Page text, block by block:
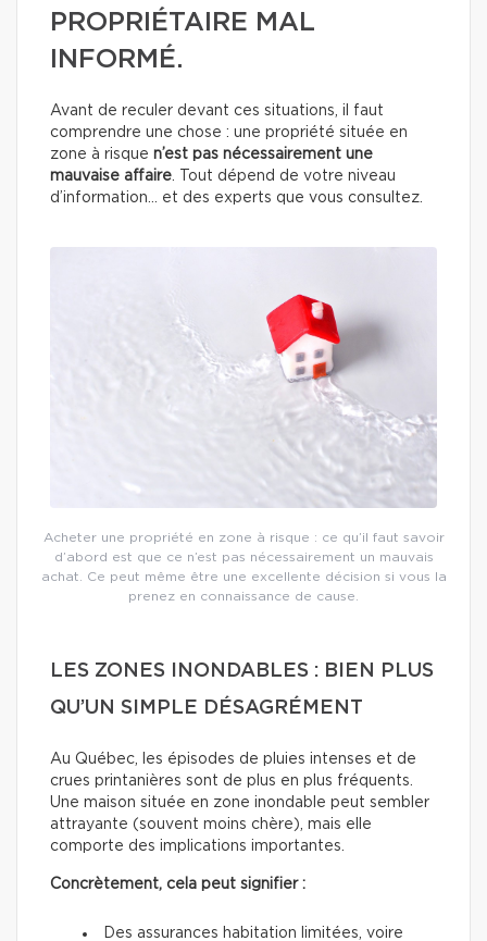
PROPRIÉTAIRE MAL
INFORMÉ.
Avant de reculer devant ces situations, il faut
comprendre une chose : une propriété située en
zone à risque n’est pas nécessairement une
mauvaise affaire. Tout dépend de votre niveau
d’information… et des experts que vous consultez.
Acheter une propriété en zone à risque : ce qu’il faut savoir
d’abord est que ce n’est pas nécessairement un mauvais
achat. Ce peut même être une excellente décision si vous la
prenez en connaissance de cause.
LES ZONES INONDABLES : BIEN PLUS
QU’UN SIMPLE DÉSAGRÉMENT
Au Québec, les épisodes de pluies intenses et de
crues printanières sont de plus en plus fréquents.
Une maison située en zone inondable peut sembler
attrayante (souvent moins chère), mais elle
comporte des implications importantes.
Concrètement, cela peut signifier :
Des assurances habitation limitées, voire